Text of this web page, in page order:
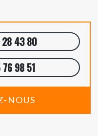
43 80
98 51
NOUS